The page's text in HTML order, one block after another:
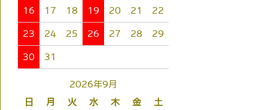
16 17 18 19 20 21 22
23 24 25 26 27 28 29
30 31
2026年9月
日
月 火 水 木 金 土